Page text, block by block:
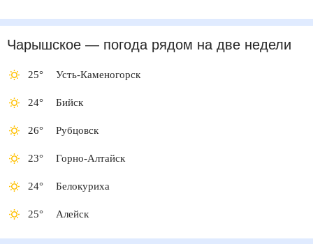
Чарышское — погода рядом на две недели
25° Усть-Каменогорск
24° Бийск
26° Рубцовск
23° Горно-Алтайск
24° Белокуриха
25° Алейск